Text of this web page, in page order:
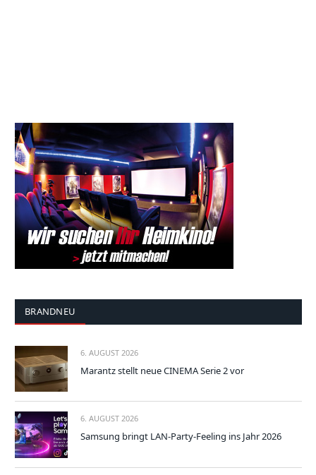
BRANDNEU
6. AUGUST 2026
Marantz stellt neue CINEMA Serie 2 vor
6. AUGUST 2026
Samsung bringt LAN-Party-Feeling ins Jahr 2026